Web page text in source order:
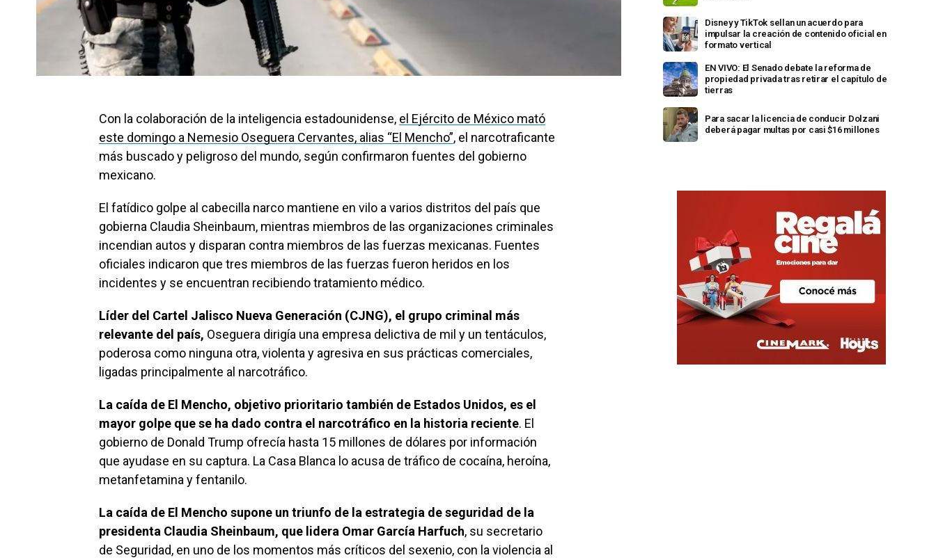
Con la colaboración de la inteligencia estadounidense, el Ejército de México mató
este domingo a Nemesio Oseguera Cervantes, alias “El Mencho”, el narcotraficante
más buscado y peligroso del mundo, según confirmaron fuentes del gobierno
mexicano.
El fatídico golpe al cabecilla narco mantiene en vilo a varios distritos del país que
gobierna Claudia Sheinbaum, mientras miembros de las organizaciones criminales
incendian autos y disparan contra miembros de las fuerzas mexicanas. Fuentes
oficiales indicaron que tres miembros de las fuerzas fueron heridos en los
incidentes y se encuentran recibiendo tratamiento médico.
Líder del Cartel Jalisco Nueva Generación (CJNG), el grupo criminal más
relevante del país, Oseguera dirigía una empresa delictiva de mil y un tentáculos,
poderosa como ninguna otra, violenta y agresiva en sus prácticas comerciales,
ligadas principalmente al narcotráfico.
La caída de El Mencho, objetivo prioritario también de Estados Unidos, es el
mayor golpe que se ha dado contra el narcotráfico en la historia reciente. El
gobierno de Donald Trump ofrecía hasta 15 millones de dólares por información
que ayudase en su captura. La Casa Blanca lo acusa de tráfico de cocaína, heroína,
metanfetamina y fentanilo.
La caída de El Mencho supone un triunfo de la estrategia de seguridad de la
presidenta Claudia Sheinbaum, que lidera Omar García Harfuch, su secretario
de Seguridad, en uno de los momentos más críticos del sexenio, con la violencia al
Disney y TikTok sellan un acuerdo para
impulsar la creación de contenido oficial en
formato vertical
EN VIVO: El Senado debate la reforma de
propiedad privada tras retirar el capítulo de
tierras
Para sacar la licencia de conducir Dolzani
deberá pagar multas por casi $16 millones